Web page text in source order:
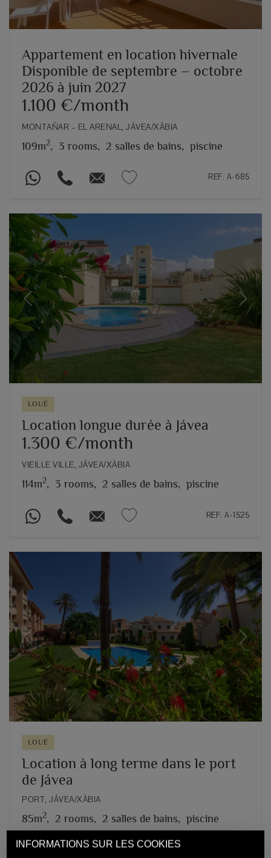
INFORMATIONS SUR LES COOKIES
Appartement en location hivernale
Disponible de septembre – octobre
2026 à juin 2027
1.100 €/month
MONTAÑAR – EL ARENAL, JÁVEA/XÀBIA
109m2, 3 rooms, 2 salles de bains, piscine
REF. A-685
Previous Next
LOUÉ
Location longue durée à Jávea
1.300 €/month
VIEILLE VILLE, JÁVEA/XÀBIA
114m2, 3 rooms, 2 salles de bains, piscine
REF. A-1525
Previous Next
LOUÉ
Location à long terme dans le port
de Jávea
PORT, JÁVEA/XÀBIA
85m2, 2 rooms, 2 salles de bains, piscine